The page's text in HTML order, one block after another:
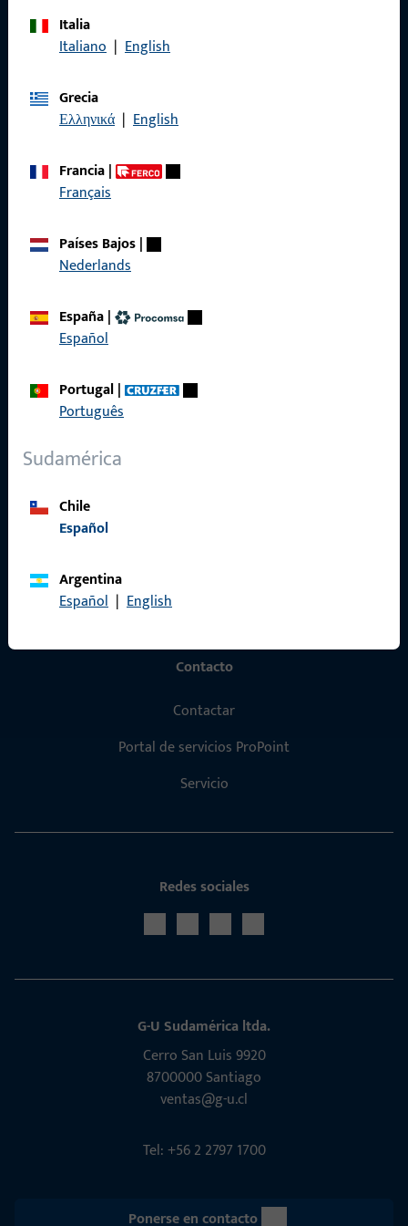
Llámenos
Italia
Italiano | English
Grecia
Ελληνικά | English
Francia|
Français
Países Bajos|
Nederlands
España|
Español
Portugal|
Português
Sudamérica
Chile
Español
Argentina
Español | English
Protección de datos
Contacto
Contactar
Portal de servicios ProPoint
Servicio
Redes sociales
G-U Sudamérica ltda.
Cerro San Luis 9920
8700000 Santiago
ventas@g-u.cl
Tel: +56 2 2797 1700
Ponerse en contacto